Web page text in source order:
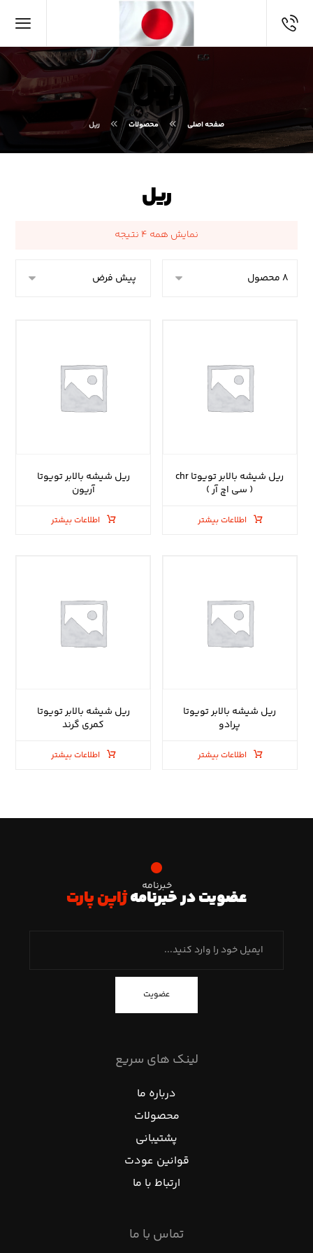
ریل
صفحه اصلی محصولات ریل
ریل
نمایش همه ۴ نتیجه
ریل شیشه بالابر تویوتا chr
( سی اچ آر )
اطلاعات بیشتر
ریل شیشه بالابر تویوتا
آریون
اطلاعات بیشتر
ریل شیشه بالابر تویوتا
پرادو
اطلاعات بیشتر
ریل شیشه بالابر تویوتا
کمری گرند
اطلاعات بیشتر
خبرنامه
عضویت در خبرنامهژاپن پارت
عضویت
لینک های سریع
درباره ما
محصولات
پشتیبانی
قوانین عودت
ارتباط با ما
تماس با ما